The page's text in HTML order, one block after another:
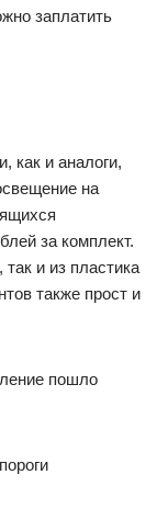
заплатить
как и аналоги,
на
за комплект.
и из пластика
также прост и
пошло